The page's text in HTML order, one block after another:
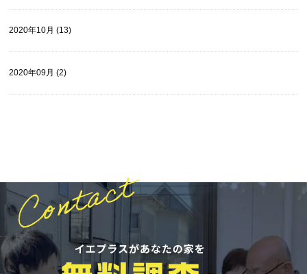
2020年10月 (13)
2020年09月 (2)